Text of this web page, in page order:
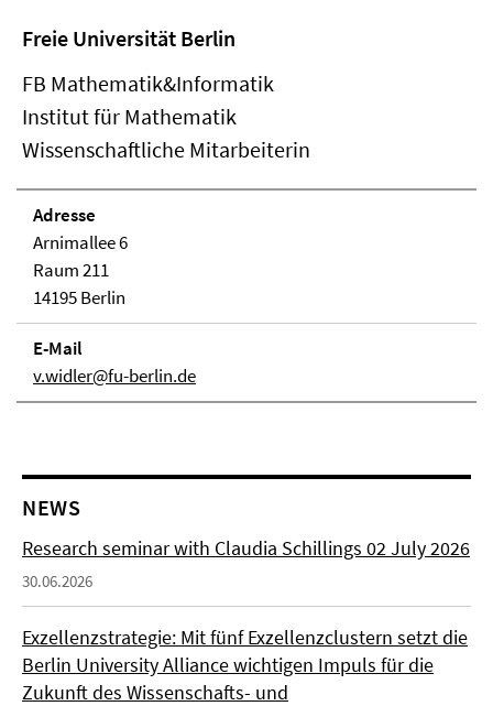
Freie Universität Berlin
FB Mathematik&Informatik
Institut für Mathematik
Wissenschaftliche Mitarbeiterin
Adresse
Arnimallee 6
Raum 211
14195 Berlin
E-Mail
v.widler@fu-berlin.de
NEWS
Research seminar with Claudia Schillings 02 July 2026
30.06.2026
Exzellenzstrategie: Mit fünf Exzellenzclustern setzt die
Berlin University Alliance wichtigen Impuls für die
Zukunft des Wissenschafts- und